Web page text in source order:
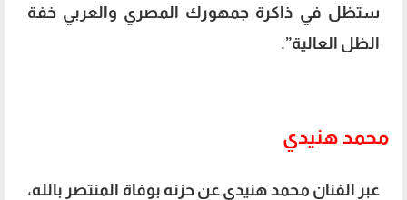
ستظل في ذاكرة جمهورك المصري والعربي خفة
الظل العالية”.
محمد هنيدي
عبر الفنان محمد هنيدي عن حزنه بوفاة المنتصر بالله،